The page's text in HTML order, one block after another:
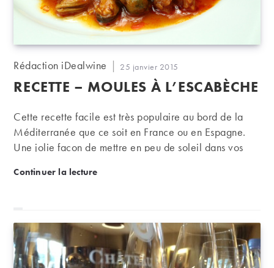
Auteur/autrice
la
Rédaction iDealwine
Publication
publiée :
25 janvier 2015
RECETTE – MOULES À L’ESCABÈCHE
Cette recette facile est très populaire au bord de la
Méditerranée que ce soit en France ou en Espagne.
Une jolie façon de mettre en peu de soleil dans vos
Roussillon sera un compagnon idéal.
Continuer la lectureRecette – Moules à l’escabèche